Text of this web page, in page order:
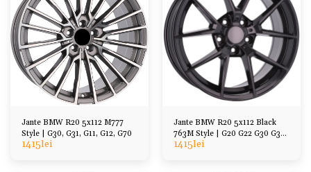
Jante BMW R20 5x112 M777
Style | G30, G31, G11, G12, G70
1415lei
Jante BMW R20 5x112 Black
763M Style | G20 G22 G30 G32
G11 G70 G01 G02
1415lei